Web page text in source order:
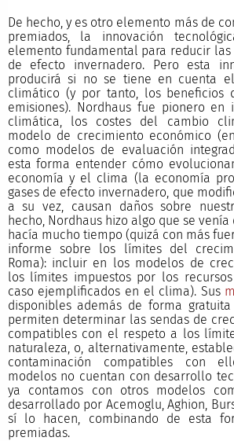
De hecho, y es otro elemento más de
premiados, la innovación
elemento fundamental para reducir las
de efecto invernadero. Pero esta
producirá si no se tiene en cuenta
climático (y por tanto, los beneficios
emisiones). Nordhaus fue pionero en
climática, los costes del cambio
modelo de crecimiento económico
como modelos de evaluación
esta forma entender cómo
economía y el clima (la economía
gases de efecto invernadero, que
a su vez, causan daños sobre
hecho, Nordhaus hizo algo que se
hacía mucho tiempo (quizá con más
informe sobre los límites del
Roma): incluir en los modelos de
los límites impuestos por los
caso ejemplificados en el clima). Sus
disponibles además de forma
permiten determinar las sendas de
compatibles con el respeto a los
naturaleza, o, alternativamente,
contaminación compatibles con
modelos no cuentan con desarrollo
ya contamos con otros modelos
desarrollado por Acemoglu, Aghion,
sí lo hacen, combinando de esta
premiadas.